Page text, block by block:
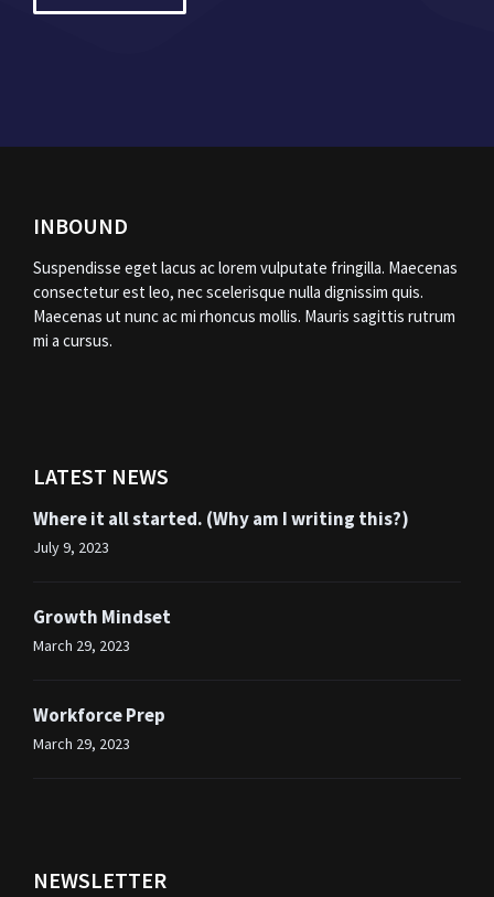
INBOUND
Suspendisse eget lacus ac lorem vulputate fringilla. Maecenas
consectetur est leo, nec scelerisque nulla dignissim quis.
Maecenas ut nunc ac mi rhoncus mollis. Mauris sagittis rutrum
mi a cursus.
LATEST NEWS
Where it all started. (Why am I writing this?)
July 9, 2023
Growth Mindset
March 29, 2023
Workforce Prep
March 29, 2023
NEWSLETTER